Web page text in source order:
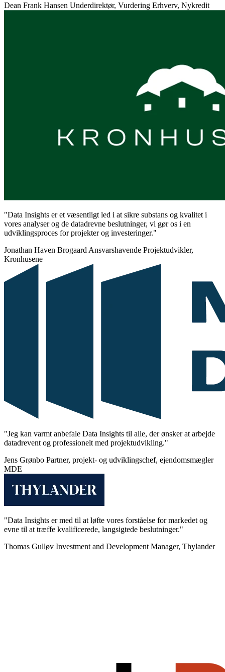
Dean Frank Hansen Underdirektør, Vurdering Erhverv, Nykredit
"Data Insights er et væsentligt led i at sikre substans og kvalitet i
vores analyser og de datadrevne beslutninger, vi gør os i en
udviklingsproces for projekter og investeringer."
Jonathan Haven Brogaard Ansvarshavende Projektudvikler,
Kronhusene
"Jeg kan varmt anbefale Data Insights til alle, der ønsker at arbejde
datadrevent og professionelt med projektudvikling."
Jens Grønbo Partner, projekt- og udviklingschef, ejendomsmægler
MDE
"Data Insights er med til at løfte vores forståelse for markedet og
evne til at træffe kvalificerede, langsigtede beslutninger."
Thomas Gulløv Investment and Development Manager, Thylander